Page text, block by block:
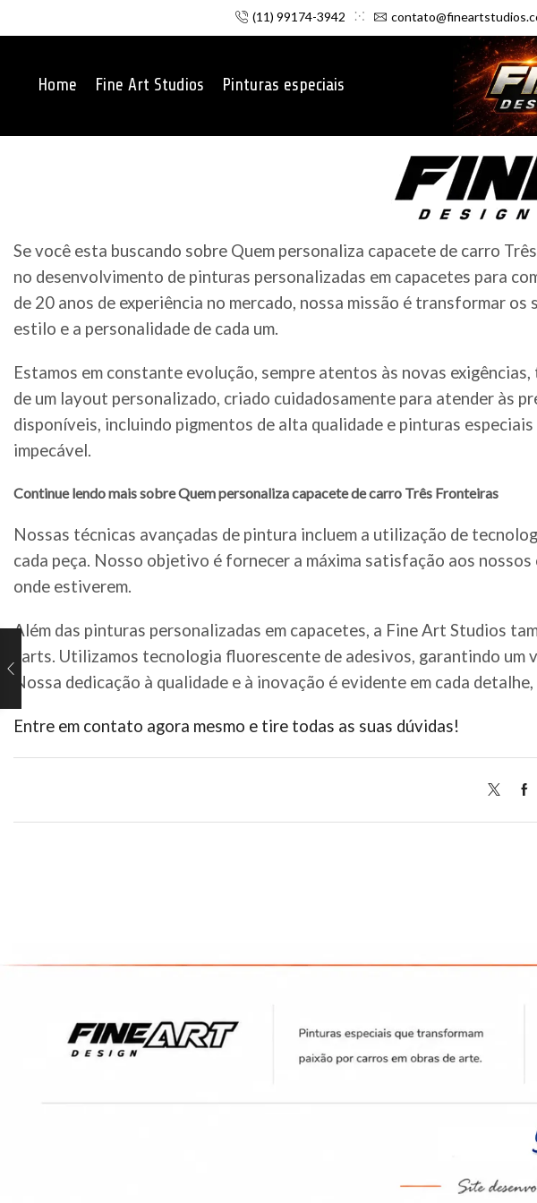
(11) 99174-3942
Home Fine Art Studios Pinturas especiais
Se você esta buscando sobre Quem personaliza capacete de carro
no desenvolvimento de pinturas personalizadas em capacetes para
de 20 anos de experiência no mercado, nossa missão é transformar
estilo e a personalidade de cada um.
Estamos em constante evolução, sempre atentos às novas
de um layout personalizado, criado cuidadosamente para atender às
disponíveis, incluindo pigmentos de alta qualidade e pinturas
impecável.
Continue lendo mais sobre Quem personaliza capacete de carro Três Fronteiras
Nossas técnicas avançadas de pintura incluem a utilização de
cada peça. Nosso objetivo é fornecer a máxima satisfação aos
onde estiverem.
Além das pinturas personalizadas em capacetes, a Fine Art Studios
karts. Utilizamos tecnologia fluorescente de adesivos, garantindo
Nossa dedicação à qualidade e à inovação é evidente em cada
Entre em contato agora mesmo e tire todas as suas dúvidas!